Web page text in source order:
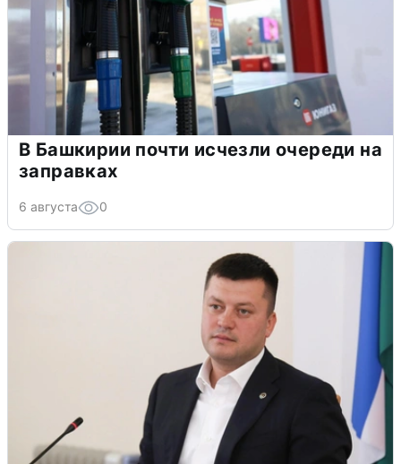
В Башкирии почти исчезли очереди на
заправках
6 августа 0